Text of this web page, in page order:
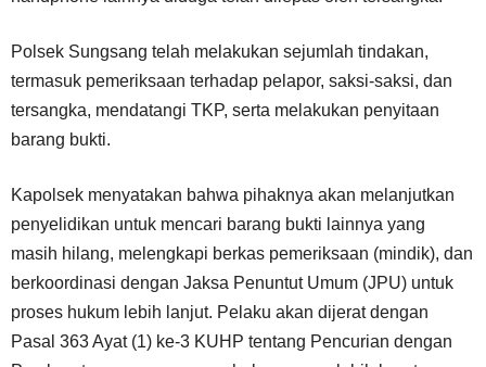
Polsek Sungsang telah melakukan sejumlah tindakan,
termasuk pemeriksaan terhadap pelapor, saksi-saksi, dan
tersangka, mendatangi TKP, serta melakukan penyitaan
barang bukti.
Kapolsek menyatakan bahwa pihaknya akan melanjutkan
penyelidikan untuk mencari barang bukti lainnya yang
masih hilang, melengkapi berkas pemeriksaan (mindik), dan
berkoordinasi dengan Jaksa Penuntut Umum (JPU) untuk
proses hukum lebih lanjut. Pelaku akan dijerat dengan
Pasal 363 Ayat (1) ke-3 KUHP tentang Pencurian dengan